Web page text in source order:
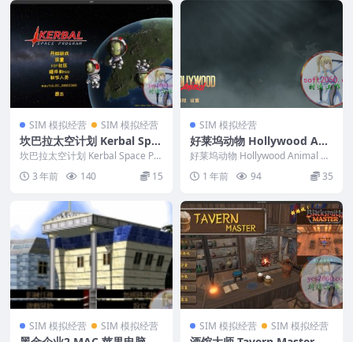
SIM 模拟经营 SIM 模拟经营
坎巴拉太空计划 Kerbal Spac
e Program MAC 苹果电脑
游戏 原生中文版 支持10.15 1
1 12 13
坎巴拉太空计划 Kerbal Space Pro
3 年前 140 15
SIM 模拟经营
好莱坞动物 Hollywood Ani
mal MAC游戏 苹果电脑游戏
适配系统15
好莱坞动物 Hollywood Animal M
AC游戏 苹果电脑游戏 适配系统...
1 年前 94 35
SIM 模拟经营 SIM 模拟经营 SIM 模拟经营 SIM 模拟经营